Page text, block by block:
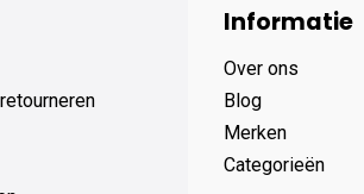
Informatie
Over ons
Blog
Merken
Categorieën